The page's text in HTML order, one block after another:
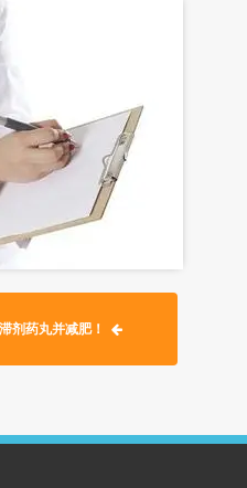
剂药丸并减肥！